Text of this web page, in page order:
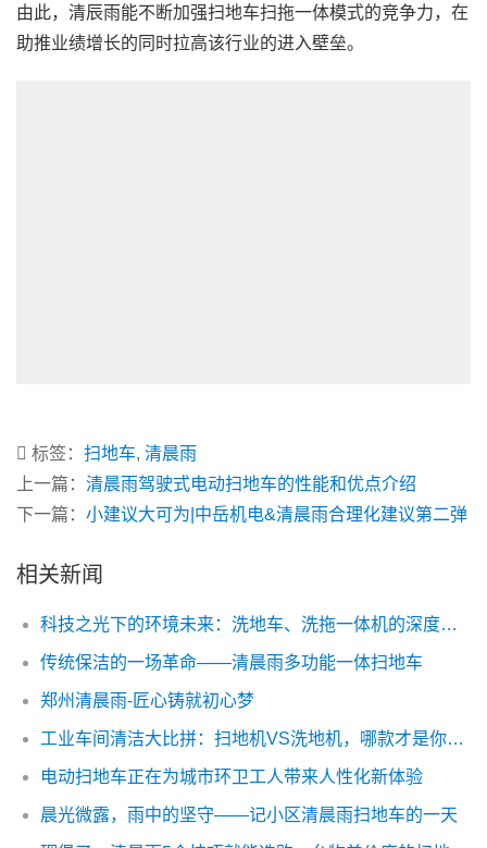
由此，清辰雨能不断加强扫地车扫拖一体模式的竞争力，在
助推业绩增长的同时拉高该行业的进入壁垒。
上一篇：清晨雨驾驶式电动扫地车的性能和优点介绍
下一篇： 小建议大可为|中岳机电&清晨雨合理化建议第二弹
传统保洁的一场革命——清晨雨多功能一体扫地车
郑州清晨雨-匠心铸就初心梦
电动扫地车正在为城市环卫工人带来人性化新体验
晨光微露，雨中的坚守——记小区清晨雨扫地车的一天
碉堡了，清晨雨5个技巧就能选购一台物美价廉的扫地车！